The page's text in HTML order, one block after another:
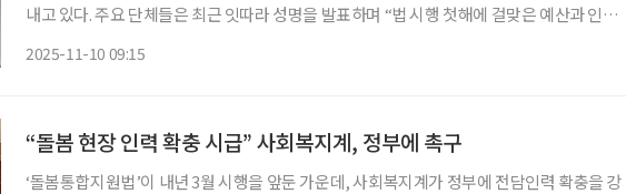
내고 있다. 주요 단체들은 최근 잇따라 성명을 발표하며 “법 시행 첫해에 걸맞은 예산과 인력,
2025-11-10 09:15
“돌봄 현장 인력 확충 시급” 사회복지계, 정부에 촉구
‘돌봄통합지원법’이 내년 3월 시행을 앞둔 가운데, 사회복지계가 정부에 전담인력 확충을 강